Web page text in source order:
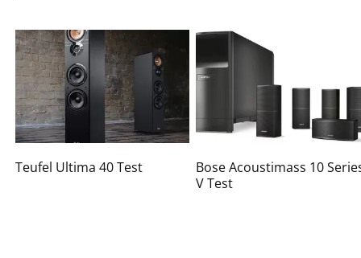
Teufel Ultima 40 Test
Bose Acoustimass 10
V Test